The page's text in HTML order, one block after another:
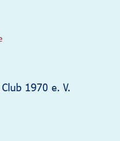
1970 e. V.